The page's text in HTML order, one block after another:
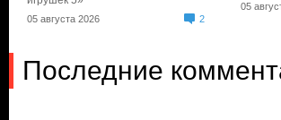
05 августа 2026 2
05
Последние